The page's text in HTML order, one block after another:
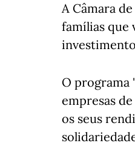
A Câmara
famílias que
O programa
empresas
os seus